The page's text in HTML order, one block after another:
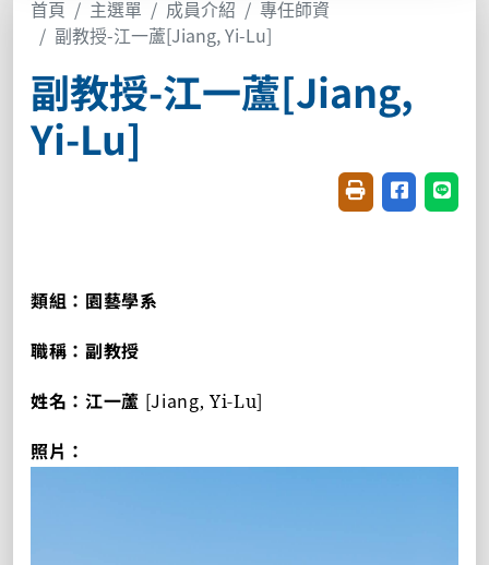
首頁 主選單 成員介紹
專任師資
副教授-江一蘆[Jiang, Yi-Lu]
副教授-江一蘆[Jiang,
Yi-Lu]
友善列印(開新視
分享至臉書
分享
類組：園藝學系
職稱：副教授
姓名：江一蘆 [Jiang, Yi-Lu]
照片：